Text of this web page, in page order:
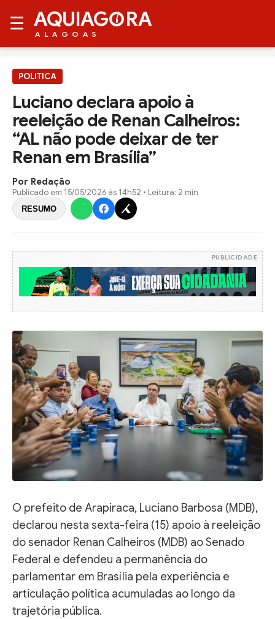
☰ AQUIAG RA
ALAGOAS
POLITICA
Luciano declara apoio à
reeleição de Renan Calheiros:
“AL não pode deixar de ter
Renan em Brasília”
Por Redação
Publicado em 15/05/2026 às 14h52 • Leitura: 2 min
RESUMO
PUBLICIDADE
O prefeito de Arapiraca, Luciano Barbosa (MDB),
declarou nesta sexta-feira (15) apoio à reeleição
do senador Renan Calheiros (MDB) ao Senado
Federal e defendeu a permanência do
parlamentar em Brasília pela experiência e
articulação política acumuladas ao longo da
trajetória pública.